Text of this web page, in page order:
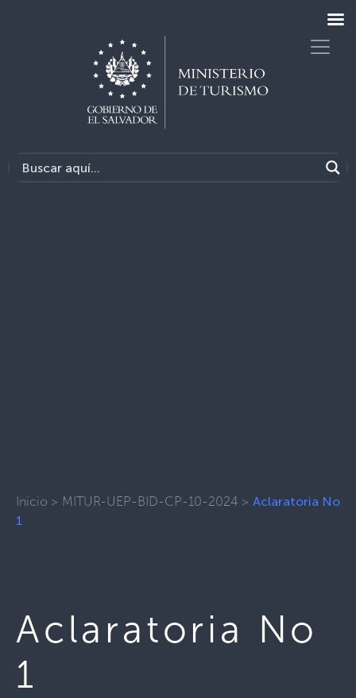
Inicio > MITUR-UEP-BID-CP-10-2024 > Aclaratoria No
1
Aclaratoria No
1